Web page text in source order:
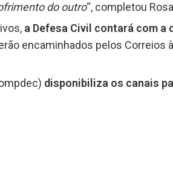
do outro“, completou
a Defesa Civil contará com
encaminhados pelos Correios
disponibiliza os canais